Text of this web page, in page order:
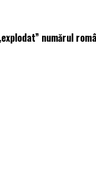
numărul